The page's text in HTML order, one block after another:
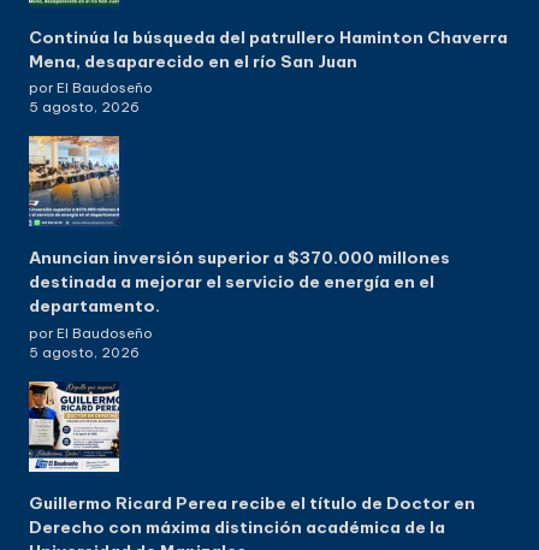
Continúa la búsqueda del patrullero Haminton Chaverra
Mena, desaparecido en el río San Juan
por El Baudoseño
5 agosto, 2026
Anuncian inversión superior a $370.000 millones
destinada a mejorar el servicio de energía en el
departamento.
por El Baudoseño
5 agosto, 2026
Guillermo Ricard Perea recibe el título de Doctor en
Derecho con máxima distinción académica de la